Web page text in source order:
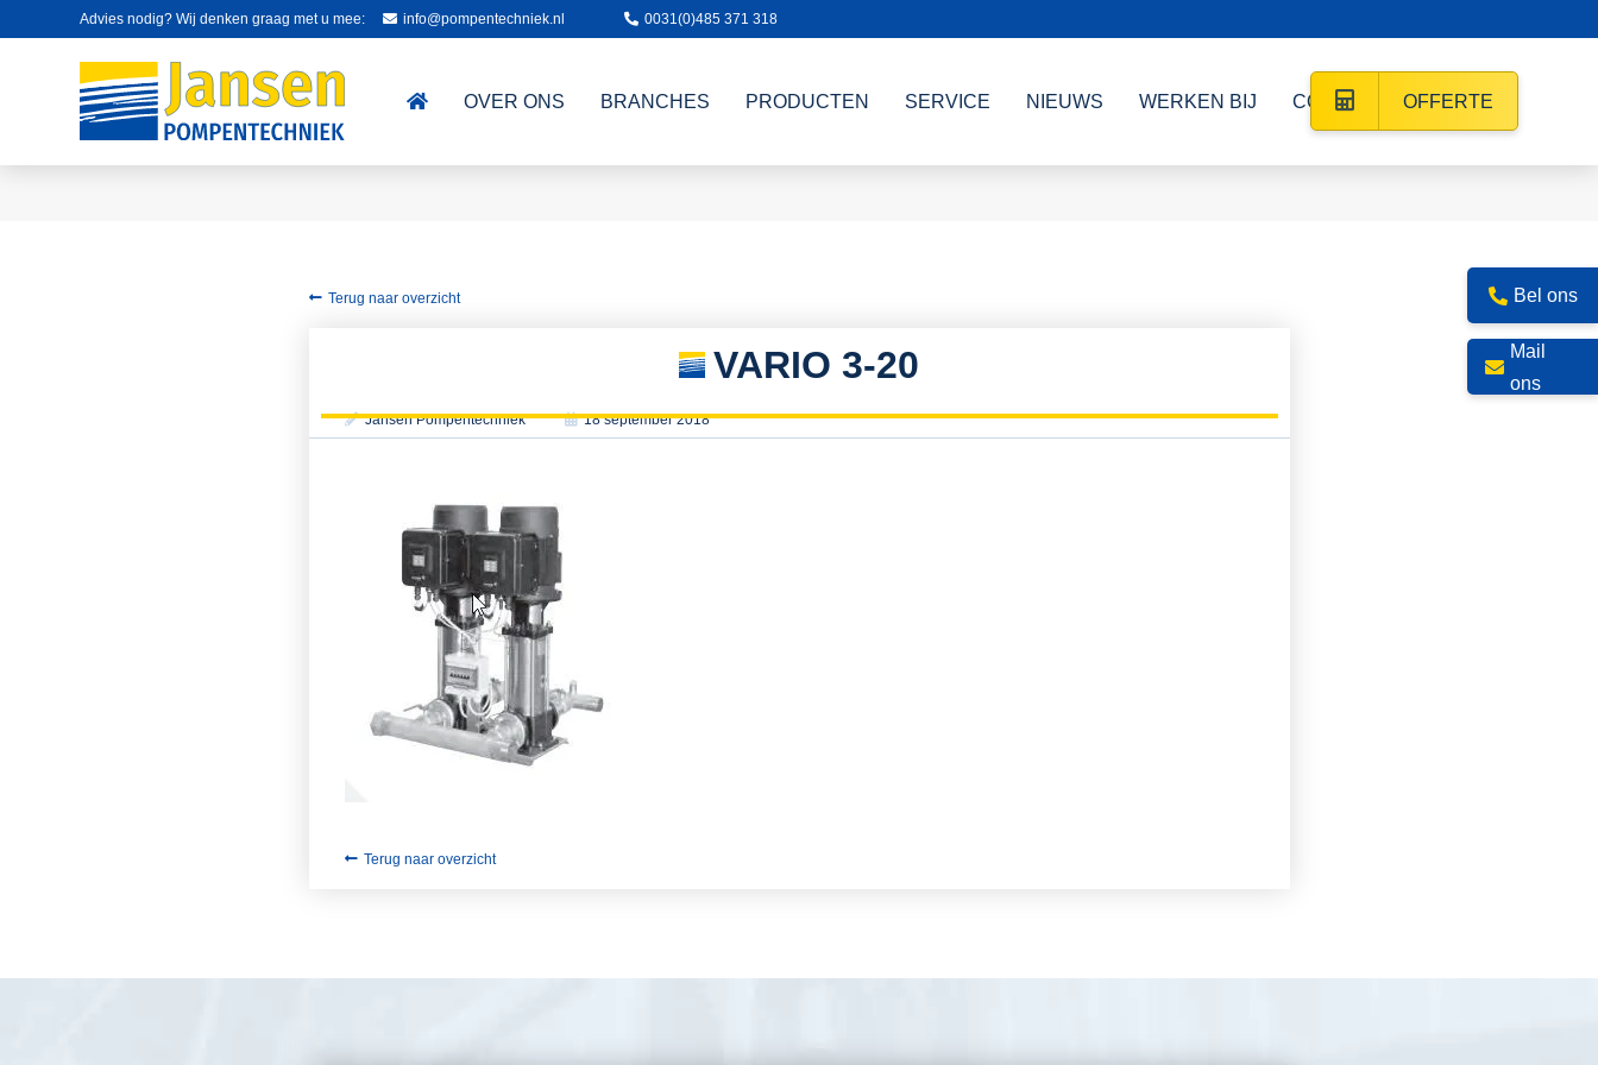
Advies nodig? Wij denken graag met u mee: info@pompentechniek.nl 0031(0)485 371 318
OVER ONS BRANCHES PRODUCTEN SERVICE NIEUWS WERKEN BIJ CONTACT OFFERTE
Terug naar overzicht
VARIO 3-20
Jansen Pompentechniek 18 september 2018
Terug naar overzicht
Bel ons
Mail
ons